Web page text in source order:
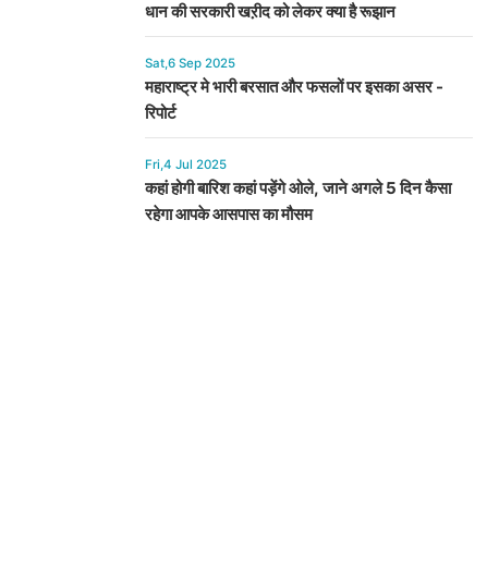
धान की सरकारी खऱीद को लेकर क्या है रूझान
Sat,6 Sep 2025
महाराष्ट्र मे भारी बरसात और फसलों पर इसका असर -
रिपोर्ट
Fri,4 Jul 2025
कहां होगी बारिश कहां पड़ेंगे ओले, जाने अगले 5 दिन कैसा
रहेगा आपके आसपास का मौसम